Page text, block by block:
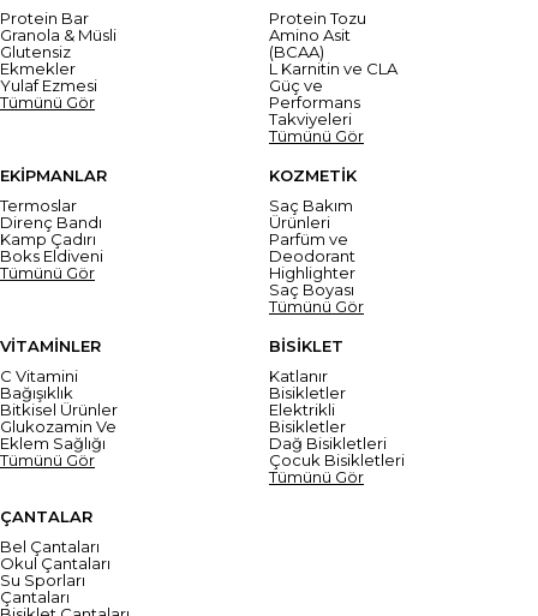
Protein Bar
Granola & Müsli
Glutensiz
Ekmekler
Yulaf Ezmesi
Tümünü Gör
Protein Tozu
Amino Asit
(BCAA)
L Karnitin ve CLA
Güç ve
Performans
Takviyeleri
Tümünü Gör
EKİPMANLAR
Termoslar
Direnç Bandı
Kamp Çadırı
Boks Eldiveni
Tümünü Gör
KOZMETİK
Saç Bakım
Ürünleri
Parfüm ve
Deodorant
Highlighter
Saç Boyası
Tümünü Gör
VİTAMİNLER
C Vitamini
Bağışıklık
Bitkisel Ürünler
Glukozamin Ve
Eklem Sağlığı
Tümünü Gör
BİSİKLET
Katlanır
Bisikletler
Elektrikli
Bisikletler
Dağ Bisikletleri
Çocuk Bisikletleri
Tümünü Gör
ÇANTALAR
Bel Çantaları
Okul Çantaları
Su Sporları
Çantaları